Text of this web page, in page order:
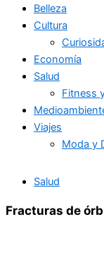
Belleza
Cultura
Economía
Salud
Fitness
Viajes
Moda y
Salud
Fracturas de